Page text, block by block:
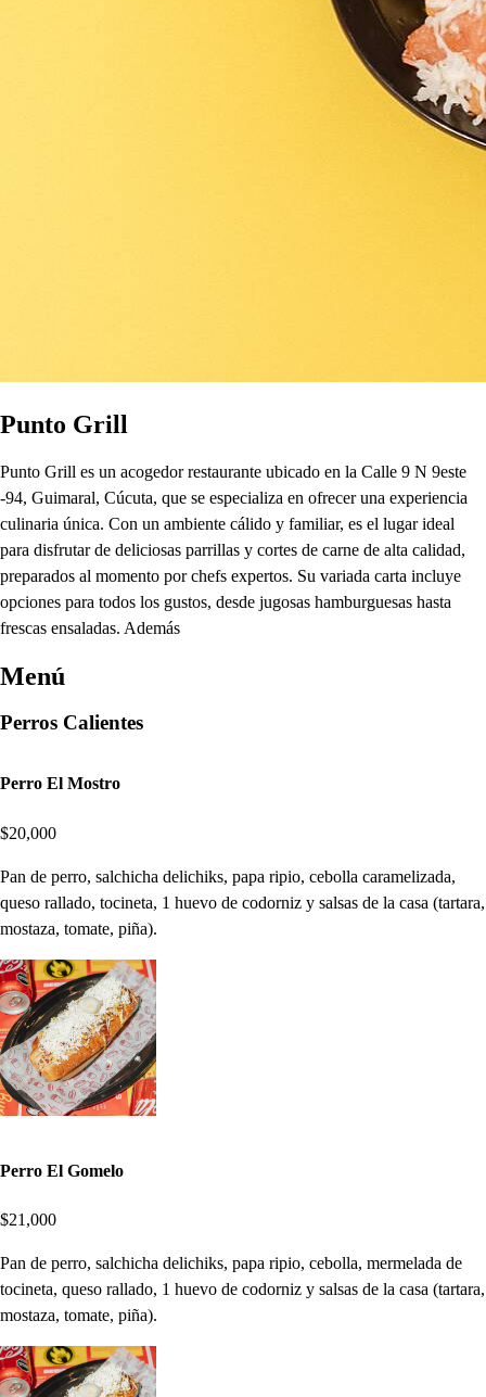
Punto Grill
Punto Grill es un acogedor restaurante ubicado en la Calle 9 N 9este
-94, Guimaral, Cúcuta, que se especializa en ofrecer una experiencia
culinaria única. Con un ambiente cálido y familiar, es el lugar ideal
para disfrutar de deliciosas parrillas y cortes de carne de alta calidad,
preparados al momento por chefs expertos. Su variada carta incluye
opciones para todos los gustos, desde jugosas hamburguesas hasta
frescas ensaladas. Además
Menú
Perros Calientes
Perro El Mostro
$20,000
Pan de perro, salchicha delichiks, papa ripio, cebolla caramelizada,
queso rallado, tocineta, 1 huevo de codorniz y salsas de la casa (tartara,
mostaza, tomate, piña).
Perro El Gomelo
$21,000
Pan de perro, salchicha delichiks, papa ripio, cebolla, mermelada de
tocineta, queso rallado, 1 huevo de codorniz y salsas de la casa (tartara,
mostaza, tomate, piña).